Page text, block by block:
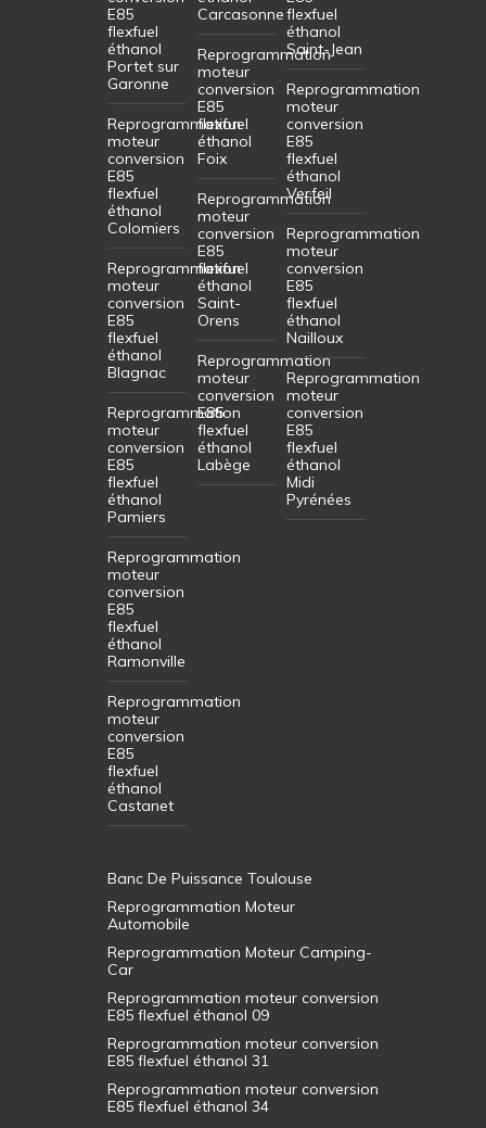
E85
flexfuel
éthanol
Portet sur
Garonne
Reprogrammation
moteur
conversion
E85
flexfuel
éthanol
Colomiers
Reprogrammation
moteur
conversion
E85
flexfuel
éthanol
Blagnac
Reprogrammation
moteur
conversion
E85
flexfuel
éthanol
Pamiers
Reprogrammation
moteur
conversion
E85
flexfuel
éthanol
Ramonville
Reprogrammation
moteur
conversion
E85
flexfuel
éthanol
Castanet
Carcasonne
Reprogrammation
moteur
conversion
E85
flexfuel
éthanol
Foix
Reprogrammation
moteur
conversion
E85
flexfuel
éthanol
Saint-
Orens
Reprogrammation
moteur
conversion
E85
flexfuel
éthanol
Labège
flexfuel
éthanol
Saint-Jean
Reprogrammation
moteur
conversion
E85
flexfuel
éthanol
Verfeil
Reprogrammation
moteur
conversion
E85
flexfuel
éthanol
Nailloux
Reprogrammation
moteur
conversion
E85
flexfuel
éthanol
Midi
Pyrénées
Banc De Puissance Toulouse
Reprogrammation Moteur
Automobile
Reprogrammation Moteur Camping-
Car
Reprogrammation moteur conversion
E85 flexfuel éthanol 09
Reprogrammation moteur conversion
E85 flexfuel éthanol 31
Reprogrammation moteur conversion
E85 flexfuel éthanol 34